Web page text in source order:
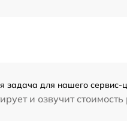
задача для нашего
и озвучит